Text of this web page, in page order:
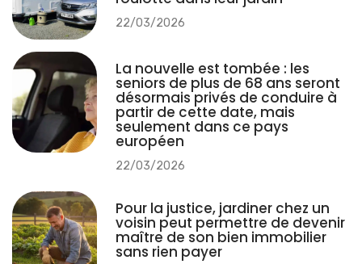
22/03/2026
La nouvelle est tombée : les
seniors de plus de 68 ans seront
désormais privés de conduire à
partir de cette date, mais
seulement dans ce pays
européen
22/03/2026
Pour la justice, jardiner chez un
voisin peut permettre de devenir
maître de son bien immobilier
sans rien payer